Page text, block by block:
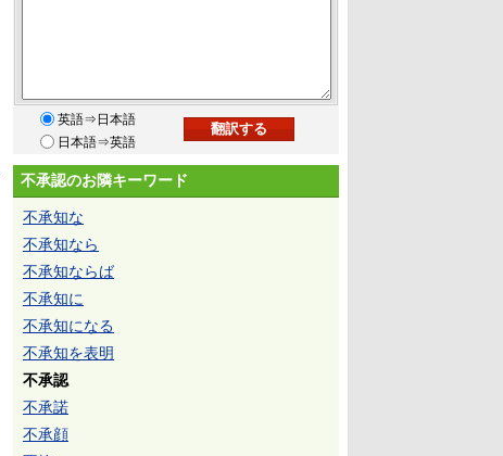
英語⇒日本語
日本語⇒英語
不承認のお隣キーワード
不承知な
不承知なら
不承知ならば
不承知に
不承知になる
不承知を表明
不承認
不承諾
不承顔